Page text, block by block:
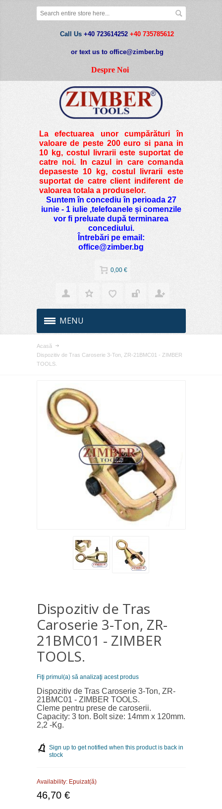
Call Us +40 723614252 +40 735785612
or text us to office@zimber.bg
Despre Noi
La efectuarea unor cumpărături în
valoare de peste200 euro si pana in
10 kg, costul livrarii este suportat de
catre noi. In cazul in care comanda
depaseste 10 kg, costul livrarii este
suportat de catre client indiferent de
valoarea totala a produselor.
Suntem în concediu în perioada 27
iunie - 1 iulie ,telefoanele și comenzile
vor fi preluate după terminarea
concediului.
Întrebări pe email:
office@zimber.bg
0,00 €
MENU
Acasă
Dispozitiv de Tras Caroserie 3-Ton, ZR-21BMC01 - ZIMBER
TOOLS.
Dispozitiv de Tras
Caroserie 3-Ton, ZR-
21BMC01 - ZIMBER
TOOLS.
Fiţi primul(a) să analizaţi acest produs
Dispozitiv de Tras Caroserie 3-Ton, ZR-
21BMC01 - ZIMBER TOOLS.
Cleme pentru prese de caroserii.
Capacity: 3 ton. Bolt size: 14mm x 120mm.
2,2 -Kg.
Sign up to get notified when this product is back in
stock
Availability: Epuizat(ă)
46,70 €